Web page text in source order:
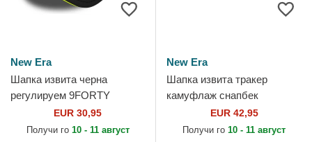
New Era
Шапка извита черна
регулируем 9FORTY
Recycled Stripe на Valentino
Rossi VR46 MotoGP от New
EUR 30,95
Получи го 10 - 11 август
New Era
Шапка извита тракер
камуфлаж снапбек
9SEVENTY Stretch Snap на
Valentino Rossi VR46
EUR 42,95
Получи го 10 - 11 август